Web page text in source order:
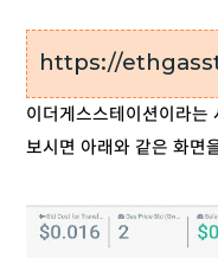
https://
이더게스스테이션이라는
보시면 아래와 같은 화면